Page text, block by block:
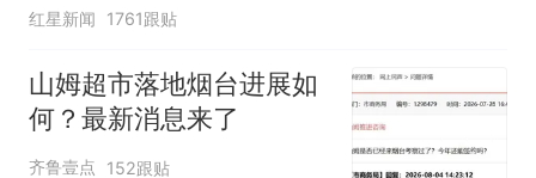
红星新闻 1761跟贴
山姆超市落地烟台进展如
何？最新消息来了
齐鲁壹点 152跟贴